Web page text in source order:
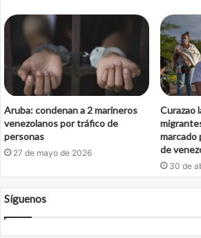
Aruba: condenan a 2 marineros
venezolanos por tráfico de
personas
27 de mayo de 2026
Curazao
marcado
de
30 de
Síguenos